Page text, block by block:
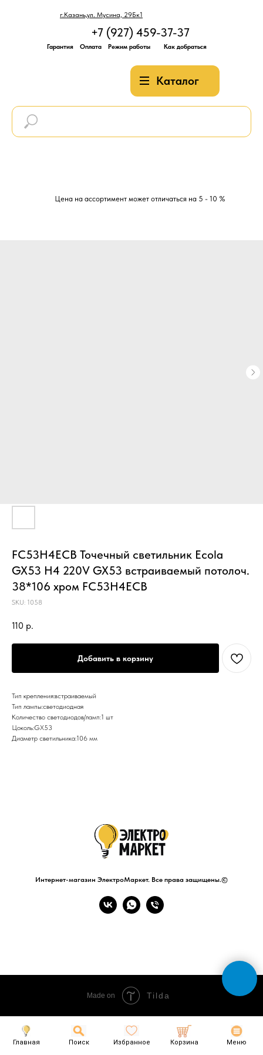
г.Казань,ул. Мусина, 29Бк1
Каталог
+7 (927) 459-37-37
Гарантия Оплата Режим работы Как добраться
Главная Поиск Избранное Корзина Меню
Цена на ассортимент может отличаться на 5 - 10 %
FC53H4ECB Точечный светильник Ecola
GX53 H4 220V GX53 встраиваемый потолоч.
38*106 хром FC53H4ECB
SKU: 1058
110 р.
Добавить в корзину
Тип крепления:встраиваемый
Тип лампы:светодиодная
Количество светодиодов/ламп:1 шт
Цоколь:GX53
Диаметр светильника:106 мм
Интернет-магазин ЭлектроМаркет. Все права защищены.©
Made on Tilda